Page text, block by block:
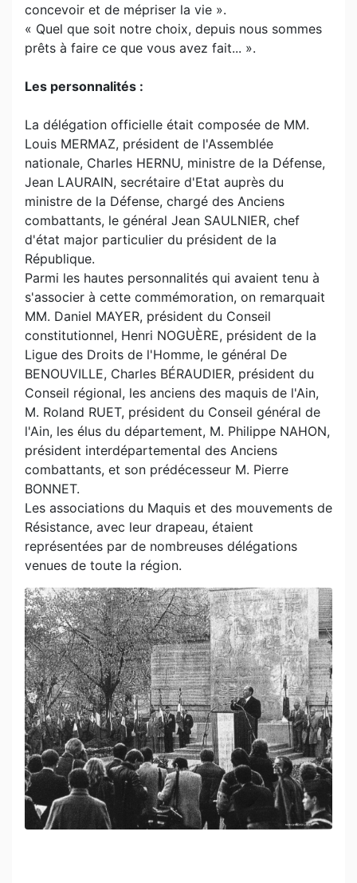
concevoir et de mépriser la vie ».
« Quel que soit notre choix, depuis nous sommes
prêts à faire ce que vous avez fait... ».
Les personnalités :
La délégation officielle était composée de MM.
Louis MERMAZ, président de l'Assemblée
nationale, Charles HERNU, ministre de la Défense,
Jean LAURAIN, secrétaire d'Etat auprès du
ministre de la Défense, chargé des Anciens
combattants, le général Jean SAULNIER, chef
d'état major particulier du président de la
République.
Parmi les hautes personnalités qui avaient tenu à
s'associer à cette commémoration, on remarquait
MM. Daniel MAYER, président du Conseil
constitutionnel, Henri NOGUÈRE, président de la
Ligue des Droits de l'Homme, le général De
BENOUVILLE, Charles BÉRAUDIER, président du
Conseil régional, les anciens des maquis de l'Ain,
M. Roland RUET, président du Conseil général de
l'Ain, les élus du département, M. Philippe NAHON,
président interdépartemental des Anciens
combattants, et son prédécesseur M. Pierre
BONNET.
Les associations du Maquis et des mouvements de
Résistance, avec leur drapeau, étaient
représentées par de nombreuses délégations
venues de toute la région.